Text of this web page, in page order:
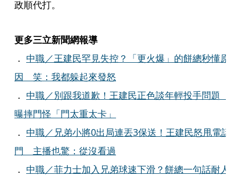
政順代打。
更多三立新聞網報導
． 中職／王建民罕見失控？「更火爆」的餅總秒懂原
因 笑：我都躲起來發怒
． 中職／別跟我道歉！王建民正色談年輕投手問題
曝摔門怪「門太重太卡」
． 中職／兄弟小將0出局連丟3保送！王建民怒甩電話
門 主播也驚：從沒看過
． 中職／菲力士加入兄弟球速下滑？餅總一句話耐人